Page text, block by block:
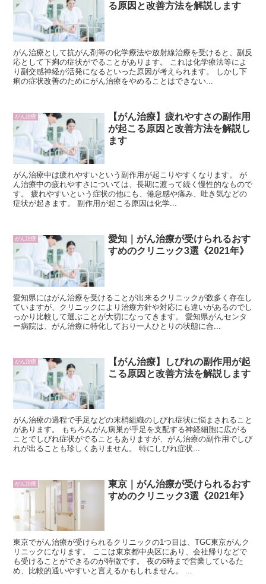
る原因と改善方法を解説します
がん治療として抗がん剤等の化学療法や放射線治療を受けると、副反
応として下痢の症状がでることがあります。 これは化学療法等によ
り副交感神経が活発になるといった原因が考えられます。 しかし下
痢の症状改善のためにがん治療をやめることはできない...
がん治療
【がん治療】疲れやすさの副作用
が起こる原因と改善方法を解説し
ます
がん治療中は疲れやすいという副作用が起こりやすくなります。 が
ん治療中の疲れやすさについては、長期に渡って続く慢性的なもので
す。 疲れやすいという症状の他にも、倦怠感や痛み、吐き気などの
症状が起きます。 副作用が起こる原因は化学...
がん治療
愛知｜がん治療が受けられるおす
すめのクリニック3選《2021年》
愛知県にはがん治療を受けることが出来るクリニックが数多く存在し
ていますが、クリニックにより治療方針や対応にも違いがあるのでし
っかり比較して選ぶことが大切になってきます。 愛知県がんセンタ
ー病院は、がん治療に特化しており一人ひとりの状態に合...
がん治療
【がん治療】しびれの副作用が起
こる原因と改善方法を解説します
がん治療の過程で手足などの末梢組織のしびれ症状に悩まされること
があります。 もちろんがん病巣が手足を支配する神経細胞に広がる
ことでしびれ症状がでることもありますが、がん治療の副作用でしび
れが出ることも珍しくありません。 特にしびれ症状...
がん治療
東京｜がん治療が受けられるおす
すめのクリニック3選《2021年》
東京でがん治療が受けられるクリニックの1つ目は、TGC東京がんク
リニックになります。 ここは東京都中央区にあり、会社帰りなどで
も受けることができるのが特徴です。 夜の6時まで営業しているた
め、比較的通いやすいと言えるかもしれません。 ...